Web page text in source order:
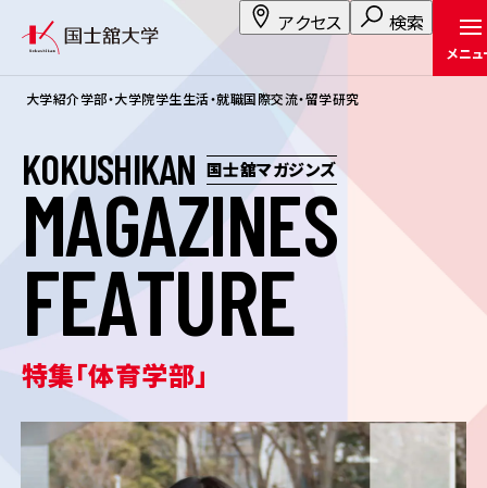
アクセス 検索
メニュ
大学紹介学部・大学院学生生活・就職国際交流・留学研究
KOKUSHIKAN 国士舘マガジンズ
MAGAZINES
FEATURE
特集「体育学部」